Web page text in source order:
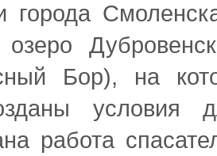
города
озеро
Бор), на
условия
работа